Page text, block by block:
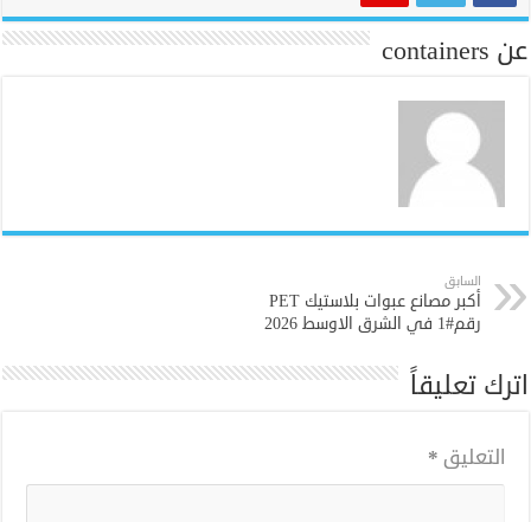
عن containers
السابق
أكبر مصانع عبوات بلاستيك PET
رقم#1 في الشرق الاوسط 2026
اترك تعليقاً
التعليق *